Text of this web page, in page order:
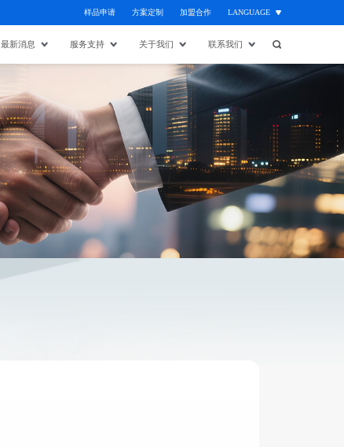
样品申请 方案定制 加盟合作 LANGUAGE
最新消息 服务支持 关于我们 联系我们